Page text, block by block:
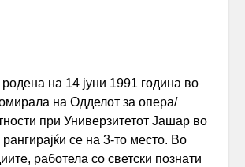
на 14 јуни 1991 година во
на Одделот за опера/
при Универзитетот Јашар во
се на 3-то место. Во
работела со светски познати